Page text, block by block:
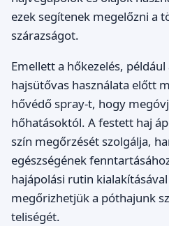
ezek segítenek megelőzni a
szárazságot.
Emellett a hőkezelés,
hajsütővas használata előtt
hővédő spray-t, hogy
hőhatásoktól. A festett haj
szín megőrzését szolgálja,
egészségének
hajápolási rutin
megőrizhetjük a póthajunk
teliségét.